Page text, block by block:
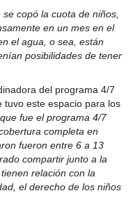
copó la cuota de niños,
en un mes en el
el agua, o sea, están
posibilidades de tener
del programa 4/7
tuvo este espacio para los
fue el programa 4/7
completa en
fueron entre 6 a 13
compartir junto a la
relación con la
el derecho de los niños